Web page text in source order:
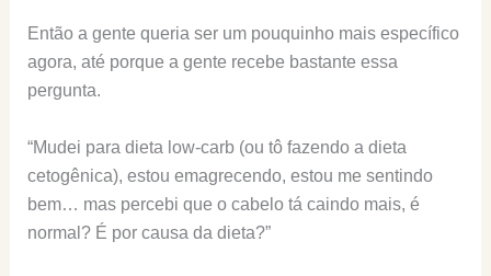
Então a gente queria ser um pouquinho mais específico
agora, até porque a gente recebe bastante essa
pergunta.
“Mudei para dieta low-carb (ou tô fazendo a dieta
cetogênica), estou emagrecendo, estou me sentindo
bem… mas percebi que o cabelo tá caindo mais, é
normal? É por causa da dieta?”